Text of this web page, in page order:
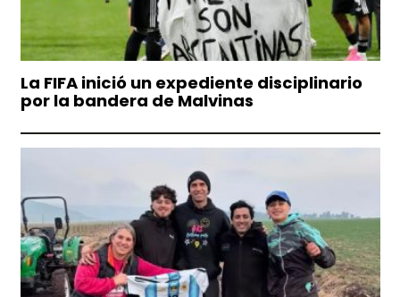
La FIFA inició un expediente disciplinario
por la bandera de Malvinas